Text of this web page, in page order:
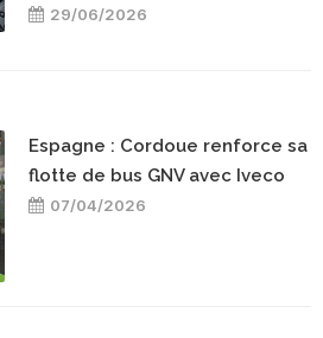
29/06/2026
Espagne : Cordoue renforce sa
flotte de bus GNV avec Iveco
07/04/2026